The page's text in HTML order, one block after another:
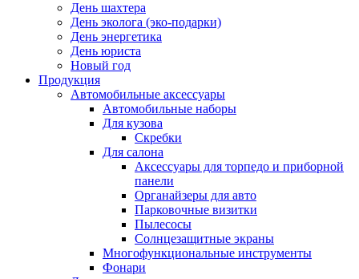
День шахтера
День эколога (эко-подарки)
День энергетика
День юриста
Новый год
Продукция
Автомобильные аксессуары
Автомобильные наборы
Для кузова
Скребки
Для салона
Аксессуары для торпедо и приборной
панели
Органайзеры для авто
Парковочные визитки
Пылесосы
Солнцезащитные экраны
Многофункциональные инструменты
Фонари